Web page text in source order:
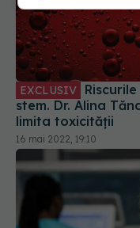
EXCLUSIV
stem. Dr. Alina
limita toxicității
16 mai 2022, 19:10